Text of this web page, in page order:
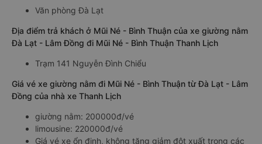
Văn phòng Đà Lạt
Địa điểm trả khách ở Mũi Né - Bình Thuận của xe giường nằm
Đà Lạt - Lâm Đồng đi Mũi Né - Bình Thuận Thanh Lịch
Trạm 141 Nguyễn Đình Chiểu
Giá vé xe giường nằm đi Mũi Né - Bình Thuận từ Đà Lạt - Lâm
Đồng của nhà xe Thanh Lịch
giường nằm: 200000đ/vé
limousine: 220000đ/vé
Giá vé xe ổn định, không tăng giảm đột xuất trong các